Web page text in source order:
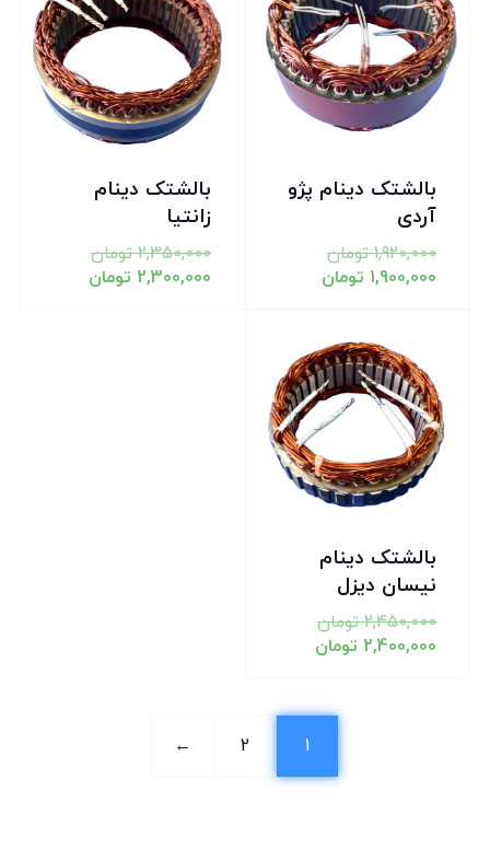
بالشتک دینام پژو
آردی
1,920,000 تومان
1,900,000 تومان
بالشتک دینام
زانتیا
2,350,000 تومان
2,300,000 تومان
بالشتک دینام
نیسان دیزل
2,450,000 تومان
2,400,000 تومان
1
2
←